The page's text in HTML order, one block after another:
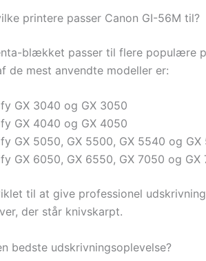
printere passer Canon GI-56M til?
blækket passer til flere populære
de mest anvendte modeller er:
GX 3040 og GX 3050
GX 4040 og GX 4050
GX 5050, GX 5500, GX 5540 og GX
GX 6050, GX 6550, GX 7050 og GX
til at give professionel
der står knivskarpt.
bedste udskrivningsoplevelse?